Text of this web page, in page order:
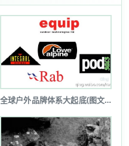
全球户外品牌体系大起底(图文详解)